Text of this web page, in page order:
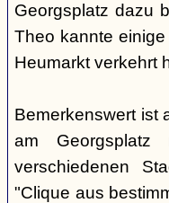
Georgsplatz dazu
Theo kannte
Heumarkt verkehrt
Bemerkenswert ist
am
verschiedenen
"Clique aus